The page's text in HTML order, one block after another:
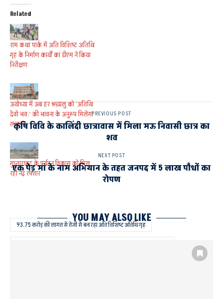
Related
राम कथा पार्क में अति विशिष्ट अतिथि
गृह के निर्माण कार्यों का डीएम ने किया
निरीक्षण
अयोध्या में अब हर श्रद्धालु को ‘अतिथि
देवो भव:’ की भावना के अनुरूप मिलेगा
सत्कार
गुप्तारघाट के पर्यटन विकास को मिल
रही नई रफ्तार
93.75 करोड़ की लागत से तेजी से बन रहा अति विशिष्ट अतिथि गृह
PREVIOUS POST
कृषि विवि के कालिंदी छात्रावास में मिला मऊ निवासी छात्र का
शव
NEXT POST
एक पेड़ मां के नाम अभियान के तहत जनपद में 5 लाख पौधों का
रोपण
YOU MAY ALSO LIKE